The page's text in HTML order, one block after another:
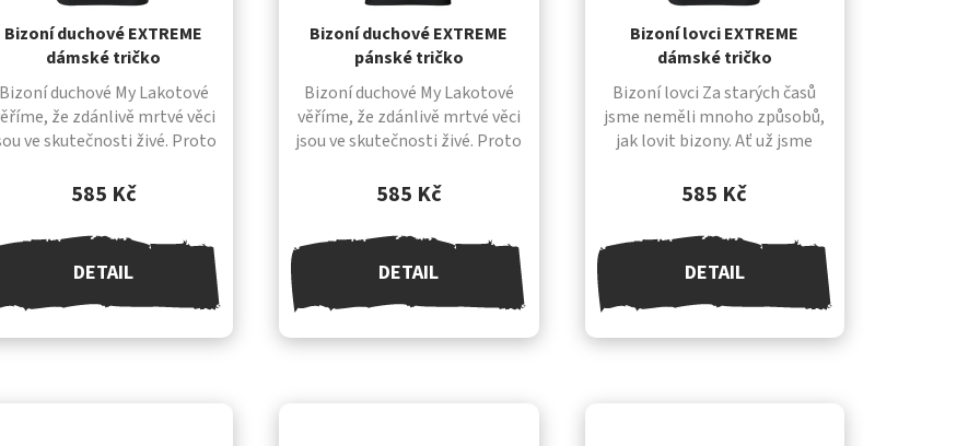
t
ů
Bizoní duchové EXTREME
dámské tričko
585 Kč
DETAIL
Bizoní duchové My Lakotové
že zdánlivě mrtvé věci
ve skutečnosti živé. Proto
nejposvátnější předmět, o
a...
Bizoní duchové EXTREME
pánské tričko
585 Kč
DETAIL
Bizoní duchové My Lakotové
věříme, že zdánlivě mrtvé věci
jsou ve skutečnosti živé. Proto
nejposvátnější předmět, o
a...
Bizoní lovci EXTREME
dámské tričko
585 Kč
DETAIL
Bizoní lovci Za starých časů
jsme neměli mnoho způsobů,
jak lovit bizony. Ať už jsme
nebo je lovili z koňského